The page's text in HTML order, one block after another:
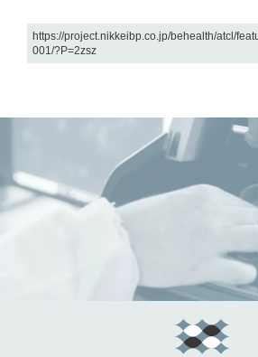
https://project.nikkeibp.co.jp/behealth/atcl/
001/?P=2zsz